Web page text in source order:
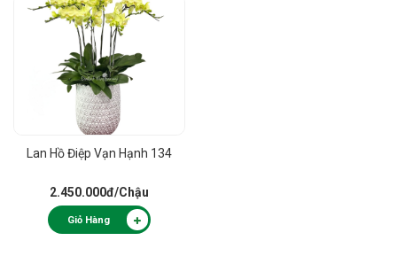
Lan Hồ Điệp Vạn Hạnh 134
2.450.000đ/Chậu
Giỏ Hàng